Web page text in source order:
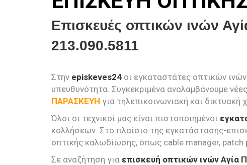
Επισκευές οπτικών ινών
213.090.5811
Στην episkeves24 οι εγκαταστάτες οπτικών
υπευθυνότητα. Συγκεκριμένα αναλαμβάνουμε
ΠΑΡΑΣΚΕΥΗ για τηλεπικοινωνιακή και
Όλοι οι τεχνικοί μας είναι πιστοποιημένοι
κολλήσεων. Στο πλαίσιο της εγκατάστασης-
οπτικής καλωδίωσης, όπως cable manager, patch
Σε αναζήτηση για επισκευή οπτικών ινών Αγία